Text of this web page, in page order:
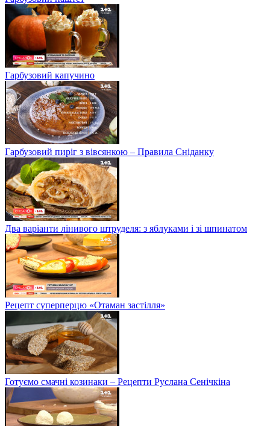
Гарбузовий капучино
Гарбузовий пиріг з вівсянкою – Правила Сніданку
Два варіанти лінивого штруделя: з яблуками і зі шпинатом
Рецепт суперперцю «Отаман застілля»
Готуємо смачні козинаки – Рецепти Руслана Сенічкіна